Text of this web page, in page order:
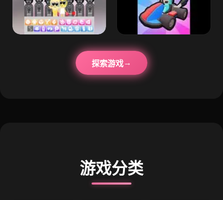
探索游戏
游戏分类